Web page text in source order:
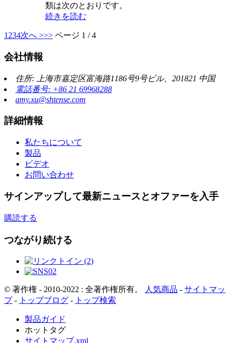
類は次のとおりです。
続きを読む
1 234次へ >>> ページ 1 / 4
会社情報
住所: 上海市嘉定区富海路1186号9号ビル、201821 中国
電話番号: +86 21 69968288
amy.xu@shtense.com
詳細情報
私たちについて
製品
ビデオ
お問い合わせ
サインアップして最新ニュースとオファーを入手
購読する
つながり続ける
© 著作権 - 2010-2022 : 全著作権所有。 人気商品 - サイトマッ
プ- トップブログ - トップ検索
製品ガイド
ホットタグ
サイトマップ.xml